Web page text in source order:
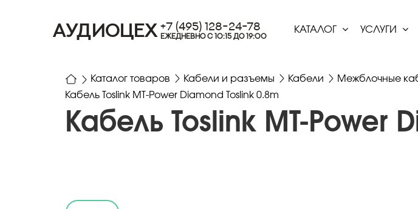
АУДИОЦЕХ +7 (495) 128-24-78
ЕЖЕДНЕВНО С 10:15 ДО 19:00
КАТАЛОГ УСЛУГИ
Каталог товаров Кабели и разъемы Кабели Межблочные
Кабель Toslink MT-Power Diamond Toslink 0.8m
Кабель Toslink MT-Power